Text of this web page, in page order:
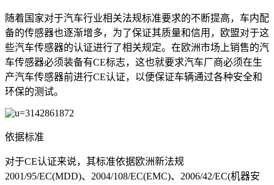
随着国家对于汽车行业相关法规标准要求的不断提高，车内配
备的传感器也逐渐增多，为了保证其质量和信用，欧盟对于这
些汽车传感器的认证进行了相关规定。在欧洲市场上销售的汽
车传感器必须装备有CE标志，这也就要求汽车厂商必须在生
产汽车传感器前进行CE认证，以便保证车辆通过各种安全和
环保的测试。
依据标准
对于CE认证来说，其标准依据欧洲新法规
2001/95/EC(MDD)、2004/108/EC(EMC)、2006/42/EC(机器安